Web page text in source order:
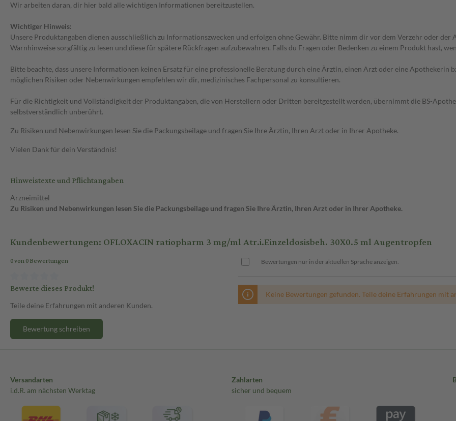
Wir arbeiten daran, dir hier bald alle wichtigen Informationen bereitzustellen.
Wichtiger Hinweis:
Unsere Produktangaben dienen ausschließlich zu Informationszwecken und erfolgen ohne Gewähr. Bitte nimm dir vor dem Verzehr oder
Warnhinweise sorgfältig zu lesen und diese für spätere Rückfragen aufzubewahren. Falls du Fragen oder Bedenken zu einem Produkt hast,
Bitte beachte, dass unsere Informationen keinen Ersatz für eine professionelle Beratung durch eine Ärztin, einen Arzt oder eine Apothekerin
möglichen Risiken oder Nebenwirkungen empfehlen wir dir, medizinisches Fachpersonal zu konsultieren.
Für die Richtigkeit und Vollständigkeit der Produktangaben, die von Herstellern oder Dritten bereitgestellt werden, übernimmt die BS-
selbstverständlich unberührt.
Zu Risiken und Nebenwirkungen lesen Sie die Packungsbeilage und fragen Sie Ihre Ärztin, Ihren Arzt oder in Ihrer Apotheke.
Vielen Dank für dein Verständnis!
Hinweistexte und Pflichtangaben
Arzneimittel
Zu Risiken und Nebenwirkungen lesen Sie die Packungsbeilage und fragen Sie Ihre Ärztin, Ihren Arzt oder in Ihrer Apotheke.
Kundenbewertungen: OFLOXACIN ratiopharm 3 mg/ml Atr.i.Einzeldosisbeh. 30X0.5 ml Augentropfen
0 von 0 Bewertungen
Bewerte dieses Produkt!
Teile deine Erfahrungen mit anderen Kunden.
Bewertung schreiben
Bewertungen nur in der aktuellen Sprache anzeigen.
Keine Bewertungen gefunden. Teile deine Erfahrungen mit
Versandarten
i.d.R. am nächsten Werktag
Zahlarten
sicher und bequem